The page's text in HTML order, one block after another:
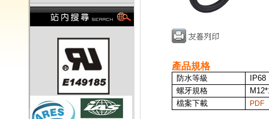
產品規格
防水等級
IP68
螺牙規格
檔案下載
PDF